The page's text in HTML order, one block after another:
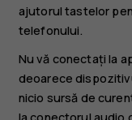
ajutorul tastelor
telefonului.
Nu vă conectați la
deoarece
nicio sursă de